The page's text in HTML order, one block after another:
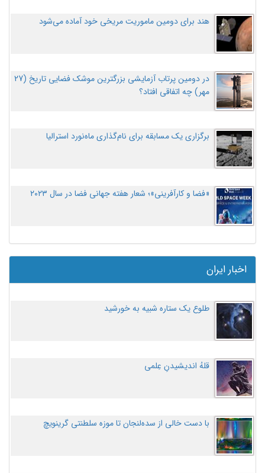
هند برای دومین ماموریت مریخی خود آماده می‌شود
در دومین پرتاب آزمایشی بزرگترین موشک فضایی تاریخ (27
مهر‌) چه اتفاقی افتاد؟
برگزاری یک مسابقه برای نام‌گذاری ماه‌نورد استرالیا
«فضا و کارآفرینی»؛ شعار هفته جهانی فضا در سال ۲۰۲۳
اخبار ایران
طلوع یک ستاره شبیه به خورشید
قلهُ اندیشیدنِ عِلمی
با دست خالی از سده‌لنجان تا موزه سلطنتی گرینویچ